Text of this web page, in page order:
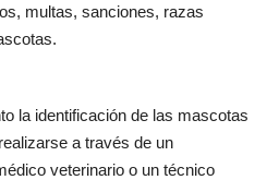
multas, sanciones, razas
la identificación de las mascotas
a través de un
veterinario o un técnico